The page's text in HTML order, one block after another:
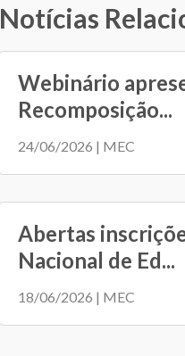
Notícias
Webinário
Recomposição...
24/06/2026 | MEC
Abertas
Nacional de Ed...
18/06/2026 | MEC